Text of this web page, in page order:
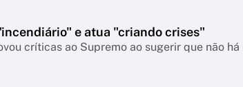
e atua "criando crises"
críticas ao Supremo ao sugerir que não